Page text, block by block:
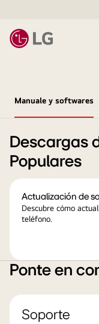
Manuale y softwares
Descargas
Populares
Actualización de
Descubre cómo
teléfono.
Ponte en
Soporte